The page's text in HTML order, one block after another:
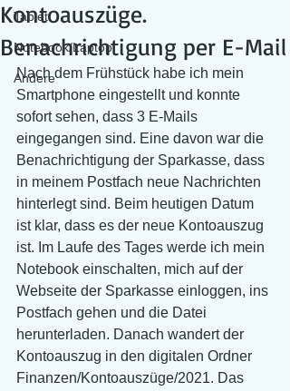
Tablet
Notebook/Laptop
Andere
Kontoauszüge.
Benachrichtigung per E-Mail
Nach dem Frühstück habe ich mein
Smartphone eingestellt und konnte
sofort sehen, dass 3 E-Mails
eingegangen sind. Eine davon war die
Benachrichtigung der Sparkasse, dass
in meinem Postfach neue Nachrichten
hinterlegt sind. Beim heutigen Datum
ist klar, dass es der neue Kontoauszug
ist. Im Laufe des Tages werde ich mein
Notebook einschalten, mich auf der
Webseite der Sparkasse einloggen, ins
Postfach gehen und die Datei
herunterladen. Danach wandert der
Kontoauszug in den digitalen Ordner
Finanzen/Kontoauszüge/2021. Das